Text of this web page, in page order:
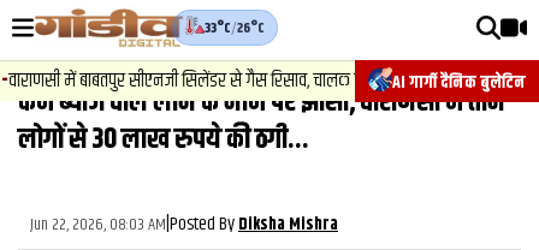
AI गार्गी दैनिक बुलेटिन
33°C/26°C
में बाबतपुर सीएनजी सिलेंडर से गैस रिसाव, चालक की सूझबूझ से टला बड़ा हादसा.
वीडियोज़
वाराणसी न्यूज़
राजनीति
कम ब्याज वाले लोन के नाम पर झांसा, वाराणसी में तीन
लोगों से 30 लाख रुपये की ठगी...
Jun 22, 2026, 08:03 AM|Posted ByDiksha Mishra